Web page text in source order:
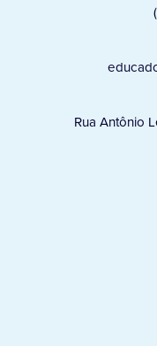
Rua Antônio